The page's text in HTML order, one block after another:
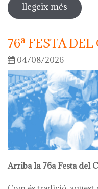
llegeix més sobre
d'artista
76ª FESTA
04/08/2026
Arriba la 76a Festa del